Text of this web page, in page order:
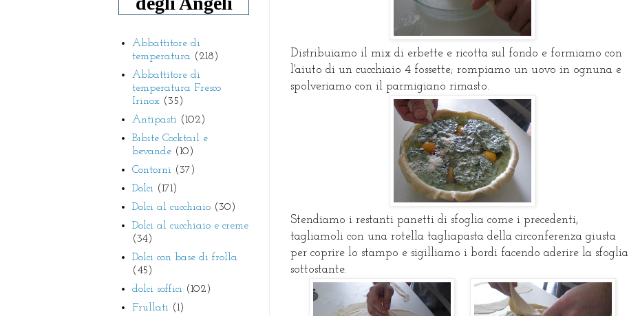
Distribuiamo il mix di erbette e ricotta sul fondo e formiamo con
l'aiuto di un cucchiaio 4 fossette; rompiamo un uovo in ognuna e
spolveriamo con il parmigiano rimasto.
Stendiamo i restanti panetti di sfoglia come i precedenti,
tagliamoli con una rotella tagliapasta della circonferenza giusta
per coprire lo stampo e sigilliamo i bordi facendo aderire la sfoglia
sottostante.
Abbattitore di
temperatura (218)
Abbattitore di
temperatura Fresco
Irinox (35)
Antipasti (102)
Bibite Cocktail e
bevande (10)
Contorni (37)
Dolci (171)
Dolci al cucchiaio (30)
Dolci al cucchiaio e creme
(34)
Dolci con base di frolla
(45)
dolci soffici (102)
Frullati (1)